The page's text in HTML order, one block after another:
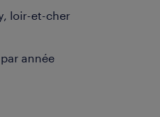
loir-et-cher
année